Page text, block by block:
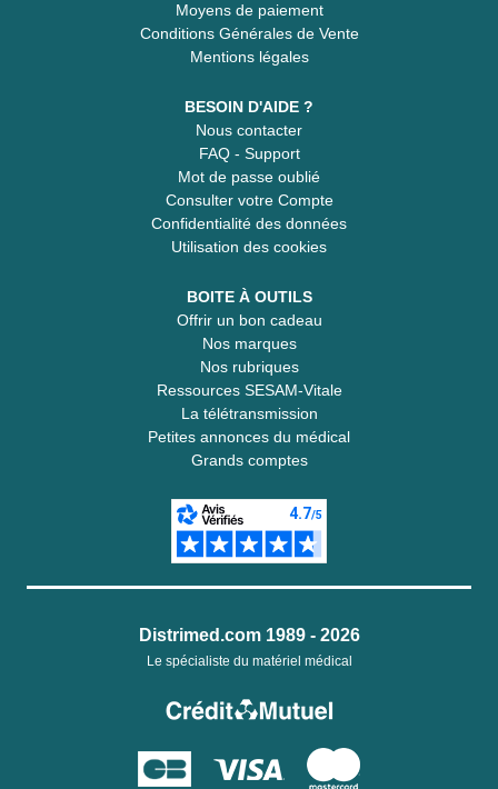
Moyens de paiement
Conditions Générales de Vente
Mentions légales
BESOIN D'AIDE ?
Nous contacter
FAQ - Support
Mot de passe oublié
Consulter votre Compte
Confidentialité des données
Utilisation des cookies
BOITE À OUTILS
Offrir un bon cadeau
Nos marques
Nos rubriques
Ressources SESAM-Vitale
La télétransmission
Petites annonces du médical
Grands comptes
Distrimed.com 1989 - 2026
Le spécialiste du matériel médical